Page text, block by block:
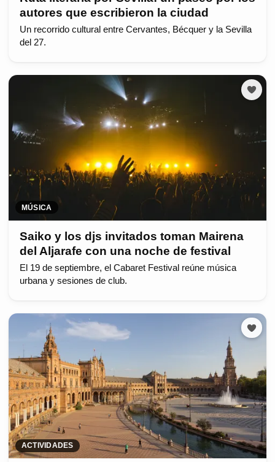
autores que escribieron la ciudad
Un recorrido cultural entre Cervantes, Bécquer y la Sevilla
del 27.
MÚSICA
Saiko y los djs invitados toman Mairena
del Aljarafe con una noche de festival
El 19 de septiembre, el Cabaret Festival reúne música
urbana y sesiones de club.
ACTIVIDADES